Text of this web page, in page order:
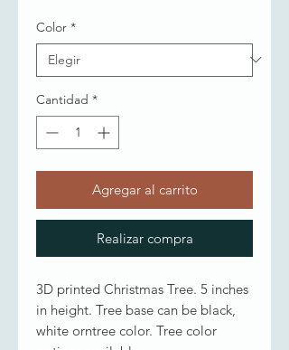
Color *
Cantidad *
Agregar al carrito
Realizar compra
3D printed Christmas Tree. 5 inches
in height. Tree base can be black,
white orntree color. Tree color